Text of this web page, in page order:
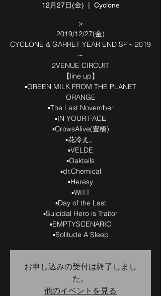
12月27日(金) Cyclone
>
2019/12/27(金)
CYCLONE & GARRET YEAR END SP～2019
～
2VENUE CIRCUIT
【line up】
▪️GREEN MILK FROM THE PLANET
ORANGE
▪️The Last November
▪️IN YOUR FACE
▪️CrowsAlive(豊橋)
▪️花冷え。
▪️VELDE
▪️Oaktails
▪️dr.Chemical
▪️Heresy
▪️WITT
▪️Day of the Last
▪️Suicidal Hero is Traitor
▪️EMPTYSCENARIO
▪️Solitude A Sleep
お申し込みの受付は終了しまし
た。
他のイベントを見る